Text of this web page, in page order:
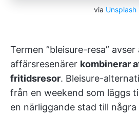
via Unsplash
Termen ”bleisure-resa”
affärsresenärer kombinerar
fritidsresor. Bleisure-
från en weekend som läggs
en närliggande stad till några